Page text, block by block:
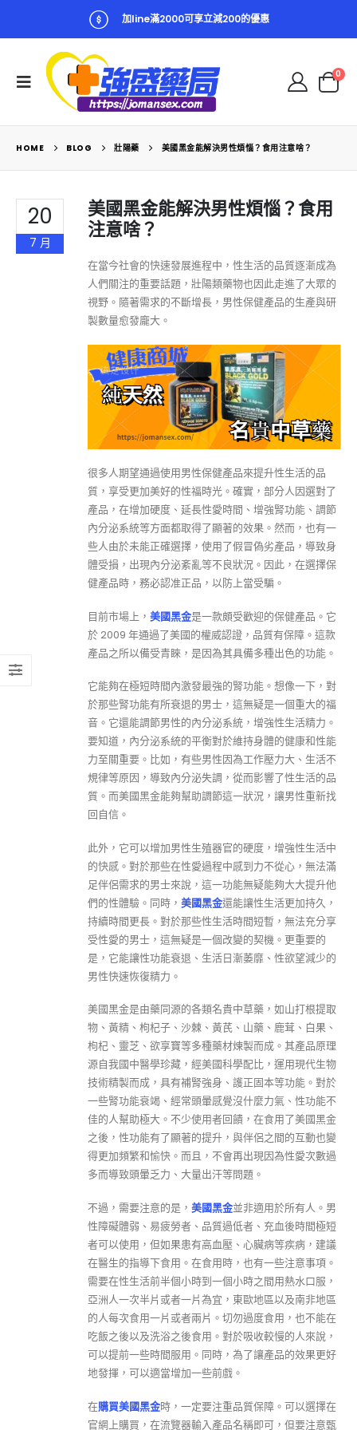
加line滿2000可享立減200的優惠
0
HOME BLOG 壯陽藥 美國黑金能解決男性煩惱？食用注意啥？
20
7 月
美國黑金能解決男性煩惱？食用
注意啥？
在當今社會的快速發展進程中，性生活的品質逐漸成為
人們關注的重要話題，壯陽類藥物也因此走進了大眾的
視野。隨著需求的不斷增長，男性保健產品的生產與研
製數量愈發龐大。
很多人期望通過使用男性保健產品來提升性生活的品
質，享受更加美好的性福時光。確實，部分人因選對了
產品，在增加硬度、延長性愛時間、增強腎功能、調節
內分泌系統等方面都取得了顯著的效果。然而，也有一
些人由於未能正確選擇，使用了假冒偽劣產品，導致身
體受損，出現內分泌紊亂等不良狀況。因此，在選擇保
健產品時，務必認准正品，以防上當受騙。
目前市場上， 美國黑金是一款頗受歡迎的保健產品。它
於 2009 年通過了美國的權威認證，品質有保障。這款
產品之所以備受青睞，是因為其具備多種出色的功能。
它能夠在極短時間內激發最強的腎功能。想像一下，對
於那些腎功能有所衰退的男士，這無疑是一個重大的福
音。它還能調節男性的內分泌系統，增強性生活精力。
要知道，內分泌系統的平衡對於維持身體的健康和性能
力至關重要。比如，有些男性因為工作壓力大、生活不
規律等原因，導致內分泌失調，從而影響了性生活的品
質。而美國黑金能夠幫助調節這一狀況，讓男性重新找
回自信。
此外，它可以增加男性生殖器官的硬度，增強性生活中
的快感。對於那些在性愛過程中感到力不從心，無法滿
足伴侶需求的男士來說，這一功能無疑能夠大大提升他
們的性體驗。同時， 美國黑金還能讓性生活更加持久，
持續時間更長。對於那些性生活時間短暫，無法充分享
受性愛的男士，這無疑是一個改變的契機。更重要的
是，它能讓性功能衰退、生活日漸萎靡、性欲望減少的
男性快速恢復精力。
美國黑金是由藥同源的各類名貴中草藥，如山打根提取
物、黃精、枸杞子、沙棘、黃芪、山藥、鹿茸、白果、
枸杞、靈芝、欲享寶等多種藥材煉製而成。其產品原理
源自我國中醫學珍藏，經美國科學配比，運用現代生物
技術精製而成，具有補腎強身、護正固本等功能。對於
一些腎功能衰竭、經常頭暈感覺沒什麼力氣、性功能不
佳的人幫助極大。不少使用者回饋，在食用了美國黑金
之後，性功能有了顯著的提升，與伴侶之間的互動也變
得更加頻繁和愉快。而且，不會再出現因為性愛次數過
多而導致頭暈乏力、大量出汗等問題。
不過，需要注意的是， 美國黑金並非適用於所有人。男
性障礙體弱、易疲勞者、品質過低者、充血後時間極短
者可以使用，但如果患有高血壓、心臟病等疾病，建議
在醫生的指導下食用。在食用時，也有一些注意事項。
需要在性生活前半個小時到一個小時之間用熱水口服，
亞洲人一次半片或者一片為宜，東歐地區以及南非地區
的人每次食用一片或者兩片。切勿過度食用，也不能在
吃飯之後以及洗浴之後食用。對於吸收較慢的人來說，
可以提前一些時間服用。同時，為了讓產品的效果更好
地發揮，可以適當增加一些前戲。
在購買美國黑金時，一定要注重品質保障。可以選擇在
官網上購買，在流覽器輸入產品名稱即可，但要注意甄